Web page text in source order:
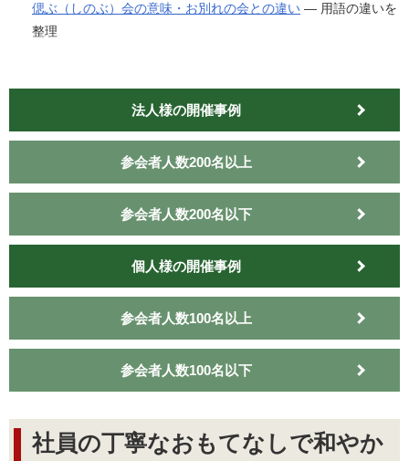
偲ぶ（しのぶ）会の意味・お別れの会との違い — 用語の違いを
整理
法人様の開催事例
参会者人数200名以上
参会者人数200名以下
個人様の開催事例
参会者人数100名以上
参会者人数100名以下
社員の丁寧なおもてなしで和やか